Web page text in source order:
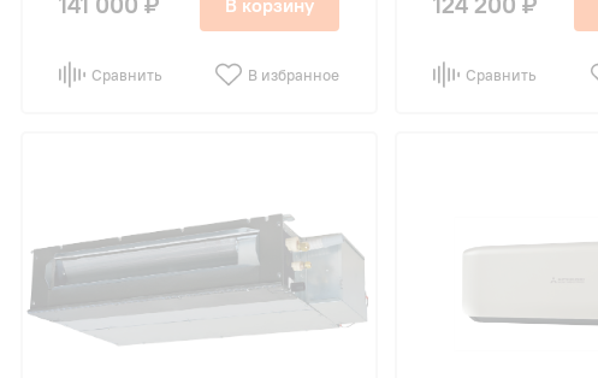
В корзину
Сравнить В избранное Сравнить